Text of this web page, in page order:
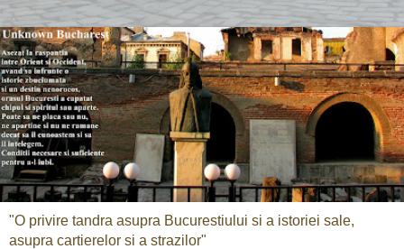
"O privire tandra asupra Bucurestiului si a istoriei sale,
asupra cartierelor si a strazilor"